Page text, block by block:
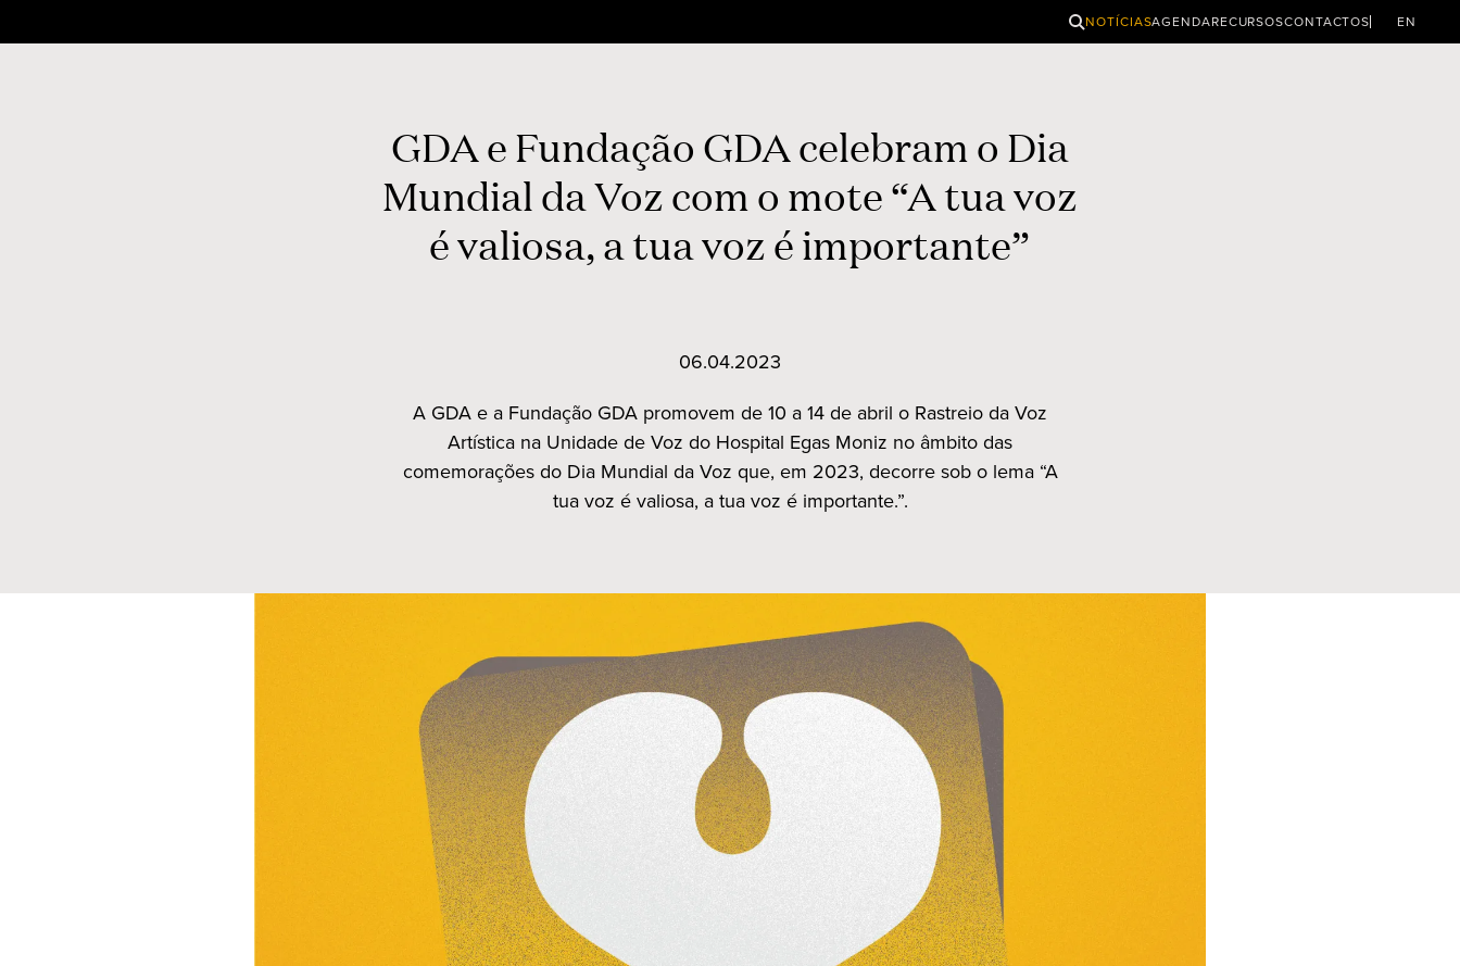
PESQUISAR
NOTÍCIASAGENDARECURSOSCONTACTOS EN
GDA e Fundação GDA celebram o Dia
Mundial da Voz com o mote “A tua voz
é valiosa, a tua voz é importante”
06.04.2023
A GDA e a Fundação GDA promovem de 10 a 14 de abril o Rastreio da Voz
Artística na Unidade de Voz do Hospital Egas Moniz no âmbito das
comemorações do Dia Mundial da Voz que, em 2023, decorre sob o lema “A
tua voz é valiosa, a tua voz é importante.”.